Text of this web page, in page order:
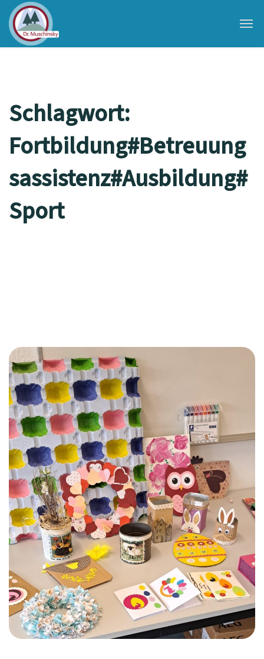
Schlagwort:
Fortbildung#Betreuung
sassistenz#Ausbildung#
Sport